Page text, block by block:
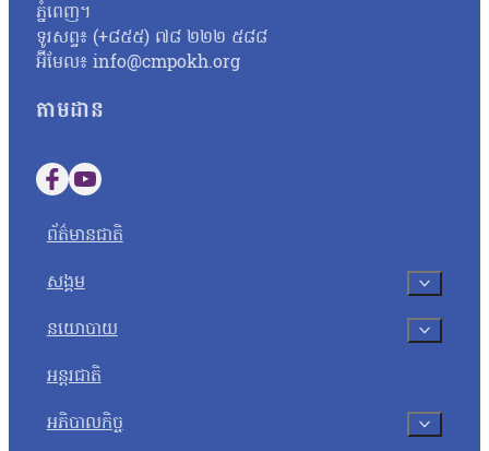
សូត្របានទេ គួរតែបញ្ជាក់វិញបញ្ជាក់ប្រាប់វិញថា អញ្ចេះអញ្ចោះវិញ
ប្រឡងសញ្ញាបត្រមធ្យមសិក្សាទុតិយភូមិ សម័យប្រឡង ២៨ សីហា ២០២
បេក្ខជនថ្នាក់វិទ្យាសាស្ត្រចំនួនជាង៤ម៉ឺននាក់ (៤០ ៦៧៨ នាក់) ស្ត្រី
ភ្នំពេញ។
ទូរសព្ទ៖ (+៨៥៥) ៧៨ ២២២ ៥៨៨
អ៊ីមែល៖ info@cmpokh.org
តាមដាន
Follow us on Facebook
Follow us on YouTube
ព័ត៌មានជាតិ
សង្គម
នយោបាយ
អន្តរជាតិ
អភិបាលកិច្ច